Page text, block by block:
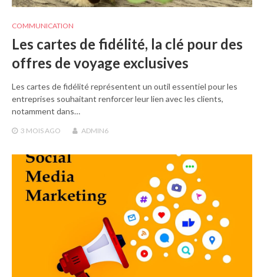
COMMUNICATION
Les cartes de fidélité, la clé pour des
offres de voyage exclusives
Les cartes de fidélité représentent un outil essentiel pour les
entreprises souhaitant renforcer leur lien avec les clients,
notamment dans…
3 MOISAGO ADMIN6